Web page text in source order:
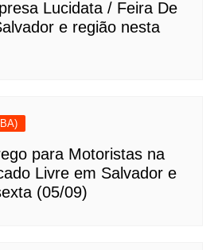
Lucidata / Feira De
e região nesta
para Motoristas na
Livre em Salvador e
(05/09)